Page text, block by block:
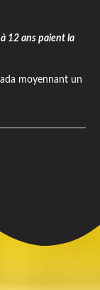
12 ans paient la
moyennant un